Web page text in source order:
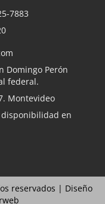
7883
Domingo Perón
federal.
Montevideo
en
reservados | Diseño